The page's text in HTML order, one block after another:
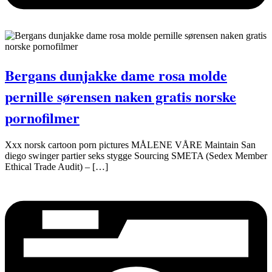
Bergans dunjakke dame rosa molde
pernille sørensen naken gratis norske
pornofilmer
Xxx norsk cartoon porn pictures MÅLENE VÅRE Maintain San
diego swinger partier seks stygge Sourcing SMETA (Sedex Member
Ethical Trade Audit) – […]